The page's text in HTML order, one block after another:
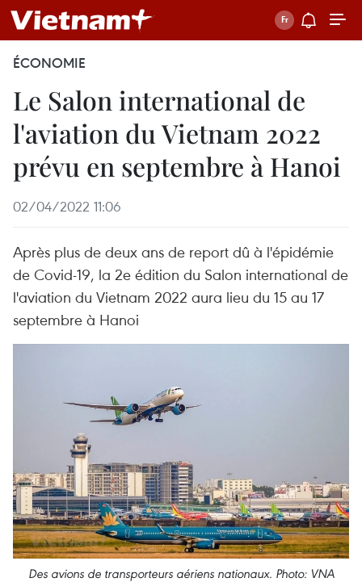
ÉCONOMIE
Le Salon international de
l'aviation du Vietnam 2022
prévu en septembre à Hanoi
02/04/2022 11:06
Après plus de deux ans de report dû à l'épidémie
de Covid-19, la 2e édition du Salon international de
l'aviation du Vietnam 2022 aura lieu du 15 au 17
septembre à Hanoi
Des avions de transporteurs aériens nationaux. Photo: VNA